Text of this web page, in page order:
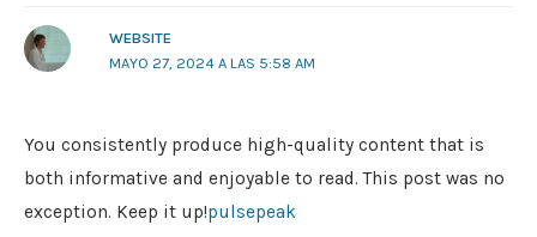
WEBSITE
MAYO 27, 2024 A LAS 5:58 AM
You consistently produce high-quality content that is
both informative and enjoyable to read. This post was no
exception. Keep it up!pulsepeak